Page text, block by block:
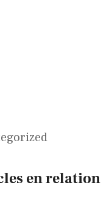
en relation